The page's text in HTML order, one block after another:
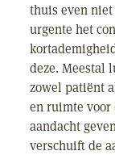
thuis even niet
urgente het
deze. Meestal
zowel patiënt
en ruimte voor
aandacht
verschuift de